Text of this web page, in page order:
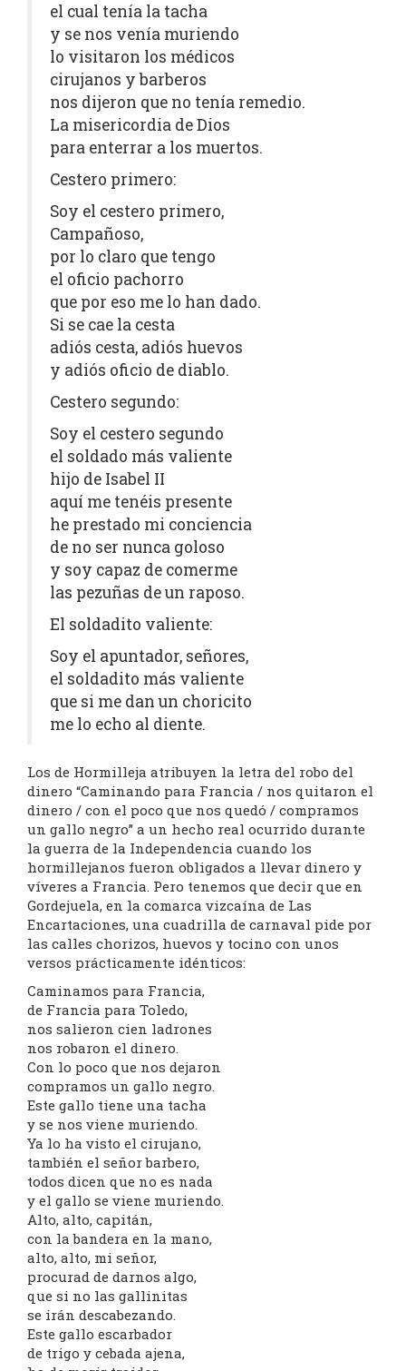
el cual tenía la tacha
y se nos venía muriendo
lo visitaron los médicos
cirujanos y barberos
nos dijeron que no tenía remedio.
La misericordia de Dios
para enterrar a los muertos.
Cestero primero:
Soy el cestero primero,
Campañoso,
por lo claro que tengo
el oficio pachorro
que por eso me lo han dado.
Si se cae la cesta
adiós cesta, adiós huevos
y adiós oficio de diablo.
Cestero segundo:
Soy el cestero segundo
el soldado más valiente
hijo de Isabel II
aquí me tenéis presente
he prestado mi conciencia
de no ser nunca goloso
y soy capaz de comerme
las pezuñas de un raposo.
El soldadito valiente:
Soy el apuntador, señores,
el soldadito más valiente
que si me dan un choricito
me lo echo al diente.
Los de Hormilleja atribuyen la letra del robo del
dinero “Caminando para Francia / nos quitaron el
dinero / con el poco que nos quedó / compramos
un gallo negro” a un hecho real ocurrido durante
la guerra de la Independencia cuando los
hormillejanos fueron obligados a llevar dinero y
víveres a Francia. Pero tenemos que decir que en
Gordejuela, en la comarca vizcaína de Las
Encartaciones, una cuadrilla de carnaval pide por
las calles chorizos, huevos y tocino con unos
versos prácticamente idénticos:
Caminamos para Francia,
de Francia para Toledo,
nos salieron cien ladrones
nos robaron el dinero.
Con lo poco que nos dejaron
compramos un gallo negro.
Este gallo tiene una tacha
y se nos viene muriendo.
Ya lo ha visto el cirujano,
también el señor barbero,
todos dicen que no es nada
y el gallo se viene muriendo.
Alto, alto, capitán,
con la bandera en la mano,
alto, alto, mi señor,
procurad de darnos algo,
que si no las gallinitas
se irán descabezando.
Este gallo escarbador
de trigo y cebada ajena,